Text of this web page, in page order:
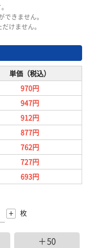
きません。
けません。
単価（税込）
970円
947円
912円
877円
762円
727円
693円
+ 枚
＋50